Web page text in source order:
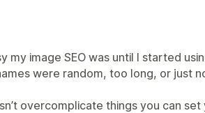
my image SEO was until I started
were random, too long, or just
overcomplicate things you can set